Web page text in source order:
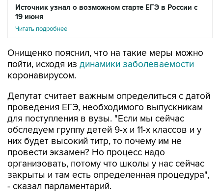
Источник узнал о возможном старте ЕГЭ в России с
19 июня
Читать подробнее
Онищенко пояснил, что на такие меры можно
пойти, исходя из динамики заболеваемости
коронавирусом.
Депутат считает важным определиться с датой
проведения ЕГЭ, необходимого выпускникам
для поступления в вузы. "Если мы сейчас
обследуем группу детей 9-х и 11-х классов и у
них будет высокий титр, то почему им не
провести экзамен? Но процесс надо
организовать, потому что школы у нас сейчас
закрыты и там есть определенная процедура",
- сказал парламентарий.